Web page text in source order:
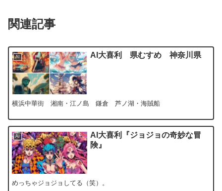
関連記事
AI AI大喜利 県むすめ 神奈川県
横浜中華街 湘南・江ノ島 鎌倉 芦ノ湖・海賊船
AI
AI大喜利『ジョジョの奇妙な冒
険』
めっちゃジョジョしてる（笑）。